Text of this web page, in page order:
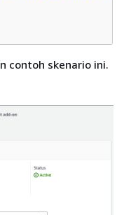
contoh skenario ini.